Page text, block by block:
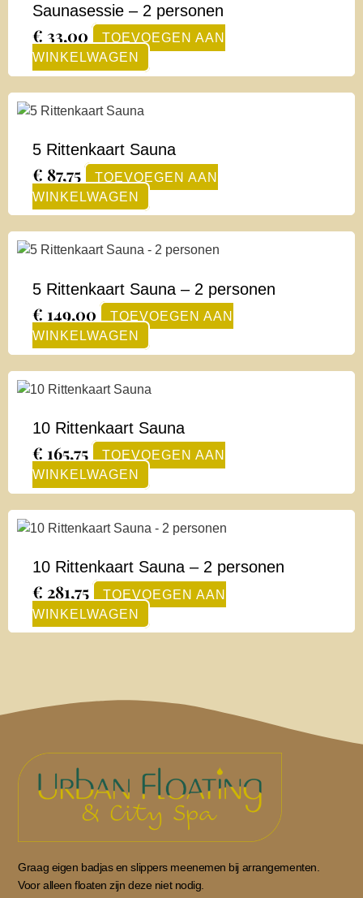
Saunasessie – 2 personen
€ 33,00
TOEVOEGEN AAN
WINKELWAGEN
5 Rittenkaart Sauna
€ 87,75
TOEVOEGEN AAN
WINKELWAGEN
5 Rittenkaart Sauna – 2 personen
€ 149,00
TOEVOEGEN AAN
WINKELWAGEN
10 Rittenkaart Sauna
€ 165,75
TOEVOEGEN AAN
WINKELWAGEN
10 Rittenkaart Sauna – 2 personen
€ 281,75
TOEVOEGEN AAN
WINKELWAGEN
Graag eigen badjas en slippers meenemen bij arrangementen.
Voor alleen floaten zijn deze niet nodig.